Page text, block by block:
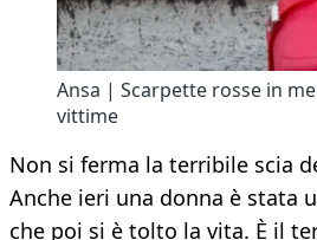
Ansa | Scarpette rosse in
vittime
Non si ferma la terribile scia
Anche ieri una donna è stata
che poi si è tolto la vita. È il